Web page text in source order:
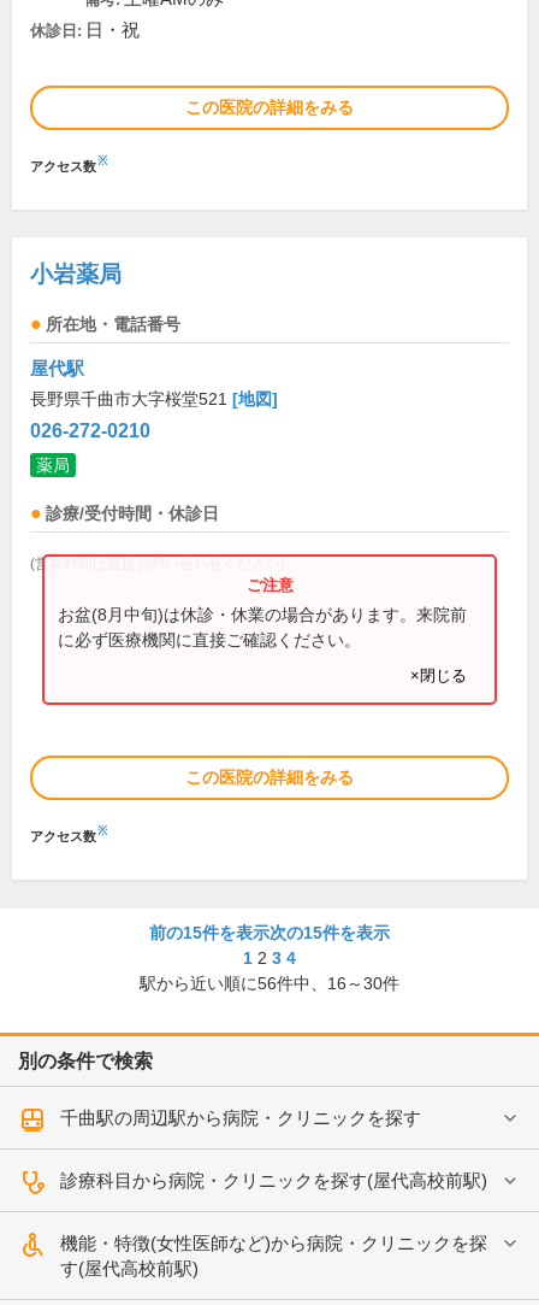
休診日: 日・祝
この医院の詳細をみる
アクセス数※
小岩薬局
所在地・電話番号
屋代駅
長野県千曲市大字桜堂521 [地図]
026-272-0210
薬局
診療/受付時間・休診日
(営業時間は直接お問い合わせください)
お盆(8月中旬)は休診・休業の場合があります。来院前
に必ず医療機関に直接ご確認ください。
×閉じる
この医院の詳細をみる
アクセス数※
前の15件を表示次の15件を表示
1 2 3 4
駅から近い順に56件中、 16～30件
別の条件で検索
千曲駅の周辺駅から病院・クリニックを探す
診療科目から病院・クリニックを探す(屋代高校前駅)
機能・特徴(女性医師など)から病院・クリニックを探
す(屋代高校前駅)